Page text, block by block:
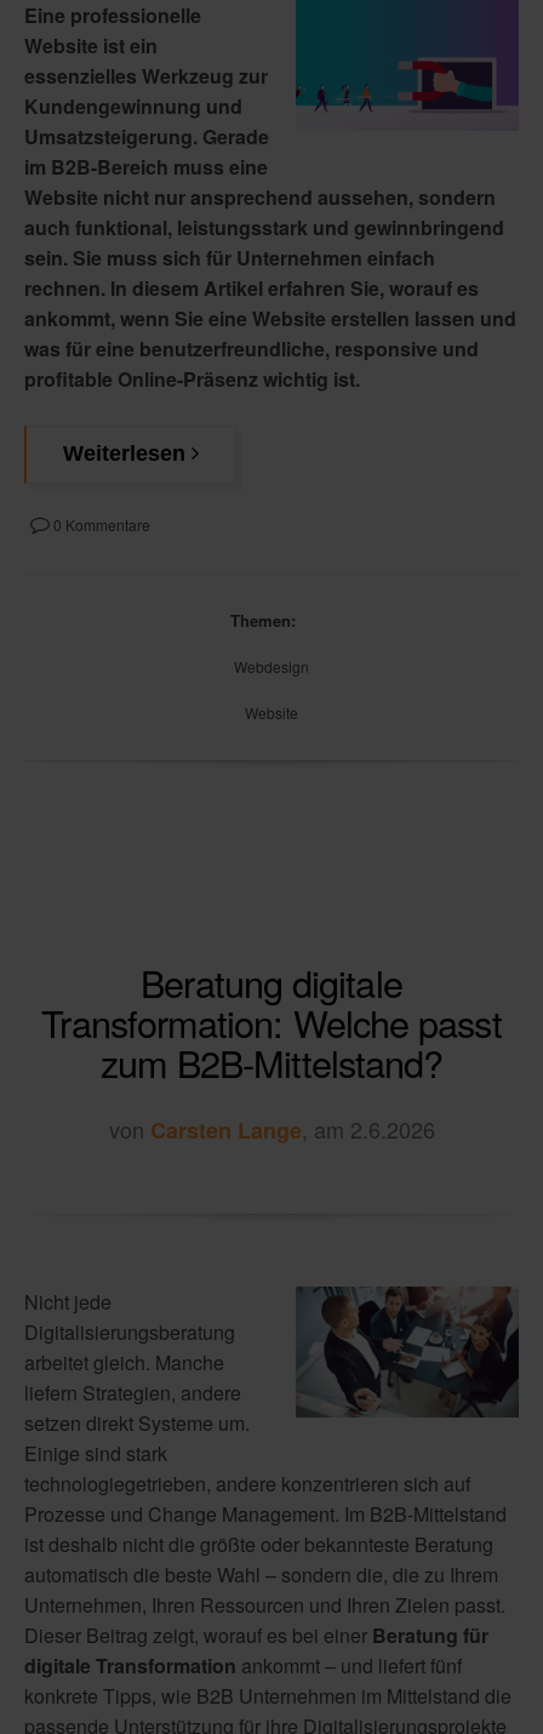
Eine professionelle
Website ist ein
essenzielles Werkzeug zur
Kundengewinnung und
Umsatzsteigerung. Gerade
im B2B-Bereich muss eine
Website nicht nur ansprechend aussehen, sondern
auch funktional, leistungsstark und gewinnbringend
sein. Sie muss sich für Unternehmen einfach
rechnen. In diesem Artikel erfahren Sie, worauf es
ankommt, wenn Sie eine Website erstellen lassen und
was für eine benutzerfreundliche, responsive und
profitable Online-Präsenz wichtig ist.
Weiterlesen
0 Kommentare
Themen:
Webdesign
Website
Beratung digitale
Transformation: Welche passt
zum B2B-Mittelstand?
von Carsten Lange, am 2.6.2026
Nicht jede
Digitalisierungsberatung
arbeitet gleich. Manche
liefern Strategien, andere
setzen direkt Systeme um.
Einige sind stark
technologiegetrieben, andere konzentrieren sich auf
Prozesse und Change Management. Im B2B-Mittelstand
ist deshalb nicht die größte oder bekannteste Beratung
automatisch die beste Wahl – sondern die, die zu Ihrem
Unternehmen, Ihren Ressourcen und Ihren Zielen passt.
Dieser Beitrag zeigt, worauf es bei einer Beratung für
digitale Transformation ankommt – und liefert fünf
konkrete Tipps, wie B2B Unternehmen im Mittelstand die
passende Unterstützung für ihre Digitalisierungsprojekte